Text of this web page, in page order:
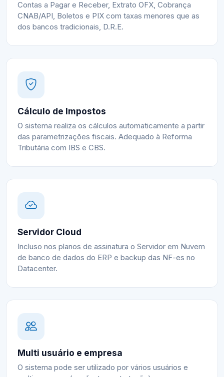
Contas a Pagar e Receber, Extrato OFX, Cobrança
CNAB/API, Boletos e PIX com taxas menores que as
dos bancos tradicionais, D.R.E.
Cálculo de Impostos
O sistema realiza os cálculos automaticamente a partir
das parametrizações fiscais. Adequado à Reforma
Tributária com IBS e CBS.
Servidor Cloud
Incluso nos planos de assinatura o Servidor em Nuvem
de banco de dados do ERP e backup das NF-es no
Datacenter.
Multi usuário e empresa
O sistema pode ser utilizado por vários usuários e